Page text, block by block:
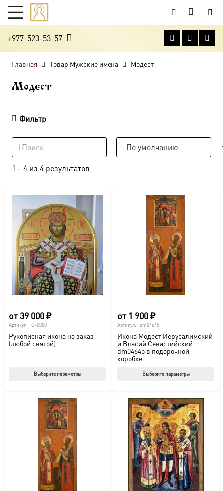
+977-523-53-57
Главная Товар Мужские имена Модест
Модест
Фильтр
1 - 4 из 4 результатов
от39 000₽
Артикул: G-0000
Рукописная икона на заказ
(любой святой)
Выберите параметры
от 1 900₽
Артикул: dm04645
Икона Модест Иерусалимский
и Власий Севастийский
dm04645 в подарочной
коробке
Выберите параметры